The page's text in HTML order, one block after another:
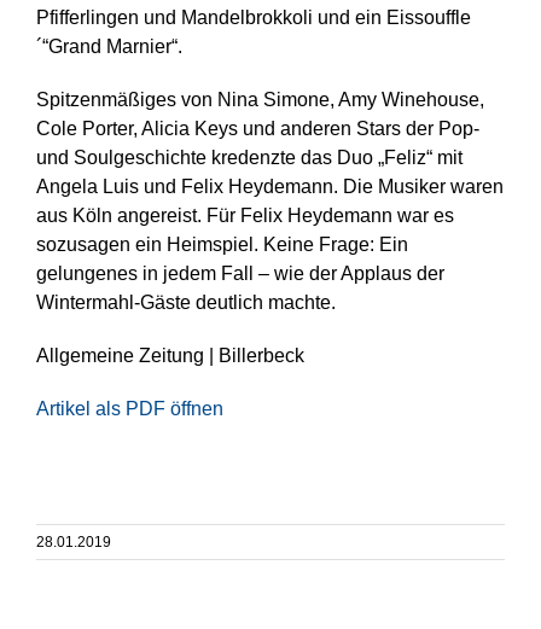
Pfifferlingen und Mandelbrokkoli und ein Eissouffle
´“Grand Marnier“.
Spitzenmäßiges von Nina Simone, Amy Winehouse,
Cole Porter, Alicia Keys und anderen Stars der Pop-
und Soulgeschichte kredenzte das Duo „Feliz“ mit
Angela Luis und Felix Heydemann. Die Musiker waren
aus Köln angereist. Für Felix Heydemann war es
sozusagen ein Heimspiel. Keine Frage: Ein
gelungenes in jedem Fall – wie der Applaus der
Wintermahl-Gäste deutlich machte.
Allgemeine Zeitung | Billerbeck
Artikel als PDF öffnen
28.01.2019